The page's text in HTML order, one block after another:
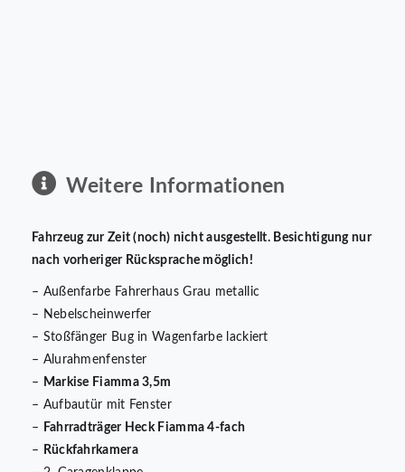
Weitere Informationen
Fahrzeug zur Zeit (noch) nicht ausgestellt. Besichtigung nur
nach vorheriger Rücksprache möglich!
– Außenfarbe Fahrerhaus Grau metallic
– Nebelscheinwerfer
– Stoßfänger Bug in Wagenfarbe lackiert
– Alurahmenfenster
– Markise Fiamma 3,5m
– Aufbautür mit Fenster
–
Fahrradträger Heck Fiamma 4-fach
–
Rückfahrkamera